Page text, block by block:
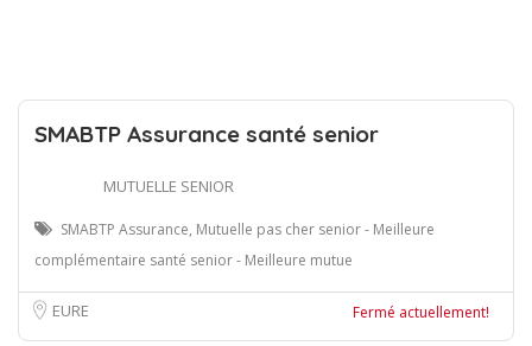
SMABTP Assurance santé senior
MUTUELLE SENIOR
SMABTP Assurance, Mutuelle pas cher senior - Meilleure
complémentaire santé senior - Meilleure mutue
EURE Fermé actuellement!